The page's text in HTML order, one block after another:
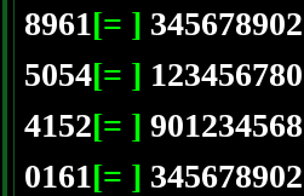
8961[= ] 345678902
5054[= ] 123456780
4152[= ] 901234568
0161[= ] 345678902